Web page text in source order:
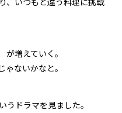
増えていく。
ないかなと。
うドラマを見ました。